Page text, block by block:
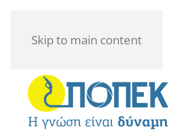
Skip to main content